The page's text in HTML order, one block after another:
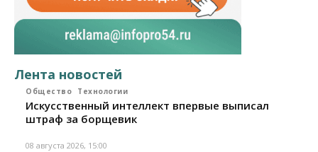
Лента новостей
Общество Технологии
Искусственный интеллект впервые выписал
штраф за борщевик
08 августа 2026, 15:00